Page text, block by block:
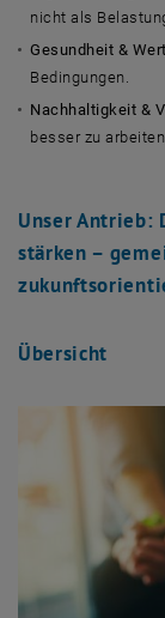
nicht als
Gesundheit &
Bedingungen.
Nachhaltigkeit &
besser zu
Unser Antrieb:
stärken –
Übersicht